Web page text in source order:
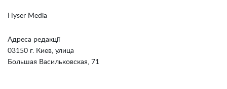
Hyser Media
Адреса редакції
03150 г. Киев, улица
Большая Васильковская, 71